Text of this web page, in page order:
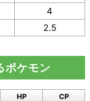
4
2.5
ポケモン
HP CP